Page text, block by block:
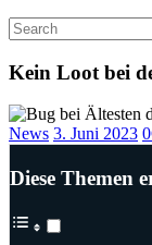
Kein Loot bei
News 3. Juni 2023 0
Diese Themen